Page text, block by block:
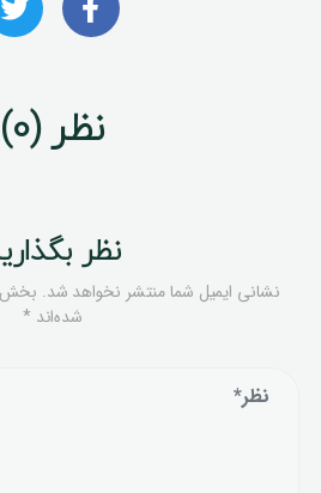
نظر (0)
نظر
نشانی ایمیل شما منتشر نخواهد شد.
شده‌اند *